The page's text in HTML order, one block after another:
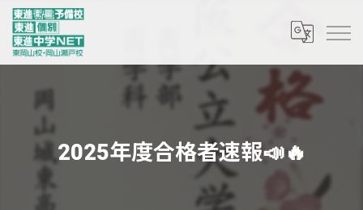
2025年度合格者速報📣🔥